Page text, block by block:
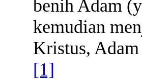
benih Adam
kemudian
Kristus, Adam
[1]